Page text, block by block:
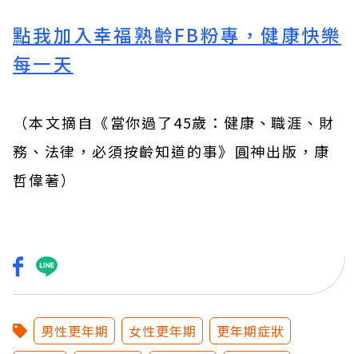
點我加入幸福熟齡FB粉專，健康快樂
每一天
（本文摘自《當你過了45歲：健康、職涯、財
務、法律，必須按齡知道的事》 圓神出版 ， 康
哲偉著）
男性更年期 女性更年期
更年期症狀